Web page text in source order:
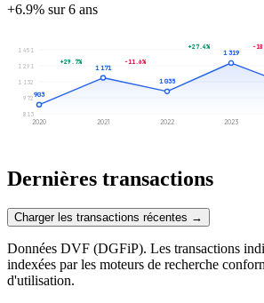
+6.9% sur 6 ans
813
972
1 132
1 291
1 451
903
2020
1 171
2021
1 035
2022
1 319
2023
+29.7% -11.6%
+27.4% -
Dernières transactions
Charger les transactions récentes →
Données DVF (DGFiP). Les transactions
indexées par les moteurs de recherche
d'utilisation.